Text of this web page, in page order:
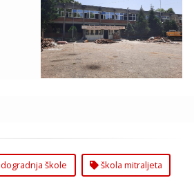
Počeli Radovi na
Dogradnji Škole
Mitraljeta
dogradnja škole škola mitraljeta